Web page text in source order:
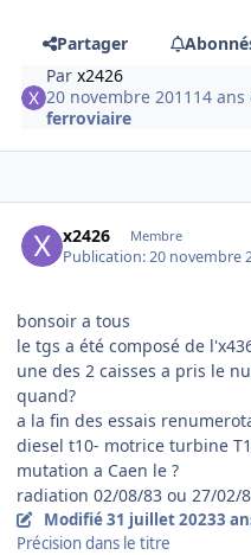
Partager
Parx2426
20 novembre 2011 14 ans
ferroviaire
x2426 Membre
Publication:20 novembre
bonsoir a tous
le tgs a été composé de
une des 2 caisses a pris le
quand?
a la fin des essais
diesel t10- motrice turbine
mutation a Caen le ?
radiation 02/08/83 ou 27/02/
Modifié31 juillet 20233
Précision dans le titre